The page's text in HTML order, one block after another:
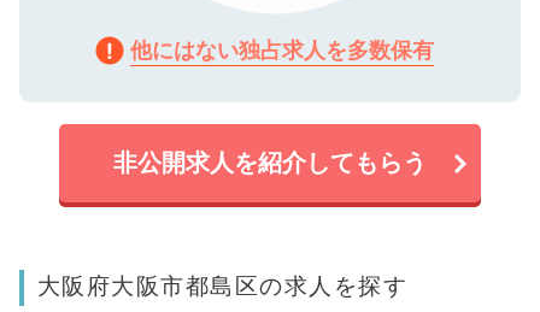
他にはない独占求人を多数保有
非公開求人を紹介してもらう
大阪府大阪市都島区の求人を探す